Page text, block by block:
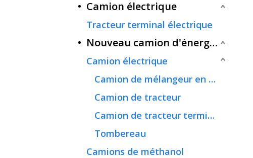
Camion électrique
Tracteur terminal électrique
Nouveau camion d'énergie
Camion électrique
Camion de mélangeur en béton
Camion de tracteur
Camion de tracteur terminal
Tombereau
Camions de méthanol